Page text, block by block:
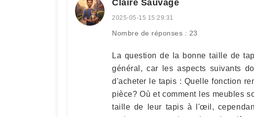
Claire Sauvage
2025-05-15 15:29:31
Nombre de réponses : 23
La question de la bonne taille de
général, car les aspects suivants
d'acheter le tapis : Quelle fonction
pièce? Où et comment les meubles
taille de leur tapis à l'œil,